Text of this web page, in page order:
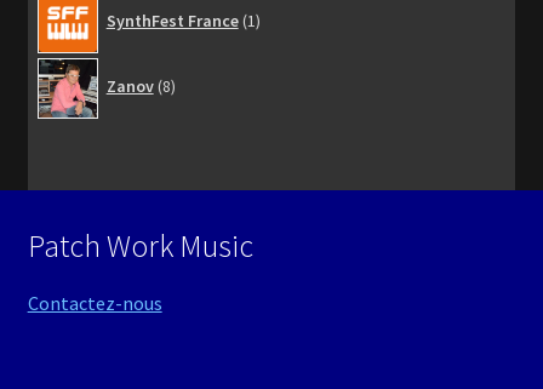
SynthFest France 1produit
Zanov 8produits
Patch Work Music
Contactez-nous